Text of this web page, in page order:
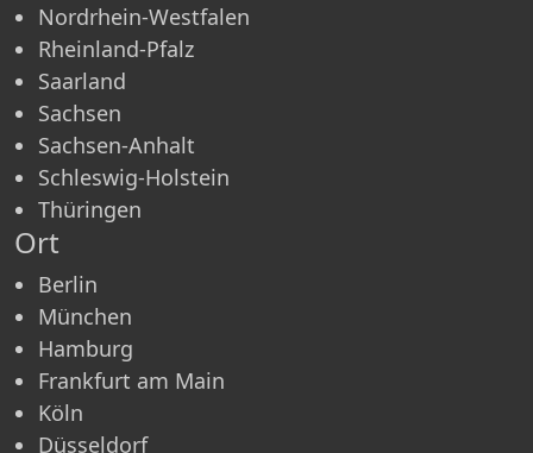
Nordrhein-Westfalen
Rheinland-Pfalz
Saarland
Sachsen
Sachsen-Anhalt
Schleswig-Holstein
Thüringen
Ort
Berlin
München
Hamburg
Frankfurt am Main
Köln
Düsseldorf